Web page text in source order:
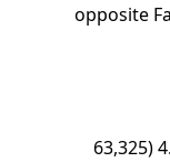
opposite
Koh Chang Club – דירוג 4.67/5 (63,325